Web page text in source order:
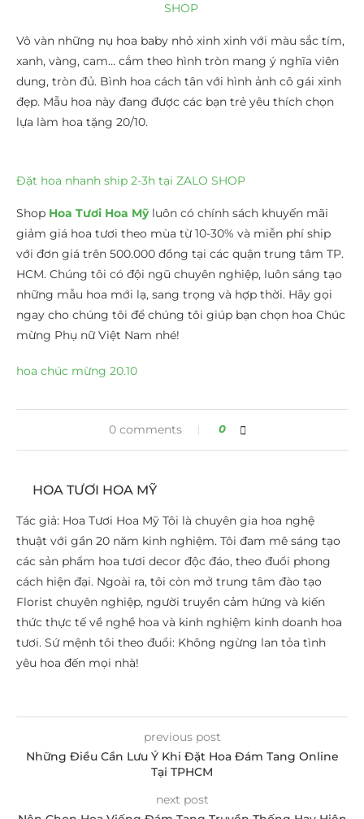
SHOP
Vô vàn những nụ hoa baby nhỏ xinh xinh với màu sắc tím,
xanh, vàng, cam… cắm theo hình tròn mang ý nghĩa viên
dung, tròn đủ. Bình hoa cách tân với hình ảnh cô gái xinh
đẹp. Mẫu hoa này đang được các bạn trẻ yêu thích chọn
lựa làm hoa tặng 20/10.
Đặt hoa nhanh ship 2-3h tại ZALO SHOP
Shop Hoa Tươi Hoa Mỹluôn có chính sách khuyến mãi
giảm giá hoa tươi theo mùa từ 10-30% và miễn phí ship
với đơn giá trên 500.000 đồng tại các quận trung tâm TP.
HCM. Chúng tôi có đội ngũ chuyên nghiệp, luôn sáng tạo
những mẫu hoa mới lạ, sang trọng và hợp thời. Hãy gọi
ngay cho chúng tôi để chúng tôi giúp bạn chọn hoa Chúc
mừng Phụ nữ Việt Nam nhé!
hoa chúc mừng 20.10
0 comments 0
HOA TƯƠI HOA MỸ
Tác giả: Hoa Tươi Hoa Mỹ Tôi là chuyên gia hoa nghệ
thuật với gần 20 năm kinh nghiệm. Tôi đam mê sáng tạo
các sản phẩm hoa tươi decor độc đáo, theo đuổi phong
cách hiện đại. Ngoài ra, tôi còn mở trung tâm đào tạo
Florist chuyên nghiệp, người truyền cảm hứng và kiến
thức thực tế về nghề hoa và kinh nghiệm kinh doanh hoa
tươi. Sứ mệnh tôi theo đuổi: Không ngừng lan tỏa tình
yêu hoa đến mọi nhà!
previous post
Những Điều Cần Lưu Ý Khi Đặt Hoa Đám Tang Online
Tại TPHCM
next post